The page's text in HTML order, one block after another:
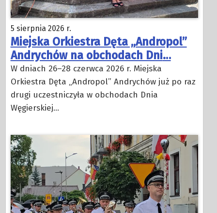
5 sierpnia 2026 r.
Miejska Orkiestra Dęta „Andropol”
Andrychów na obchodach Dni…
W dniach 26–28 czerwca 2026 r. Miejska
Orkiestra Dęta „Andropol” Andrychów już po raz
drugi uczestniczyła w obchodach Dnia
Węgierskiej…